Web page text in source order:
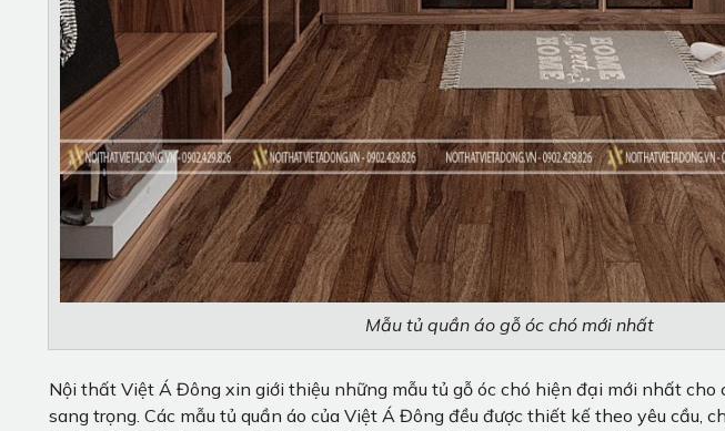
Mẫu tủ quần áo gỗ óc chó mới nhất
Nội thất Việt Á Đông xin giới thiệu những mẫu tủ gỗ óc chó hiện đại mới nhất
sang trọng. Các mẫu tủ quần áo của Việt Á Đông đều được thiết kế theo yêu cầu,